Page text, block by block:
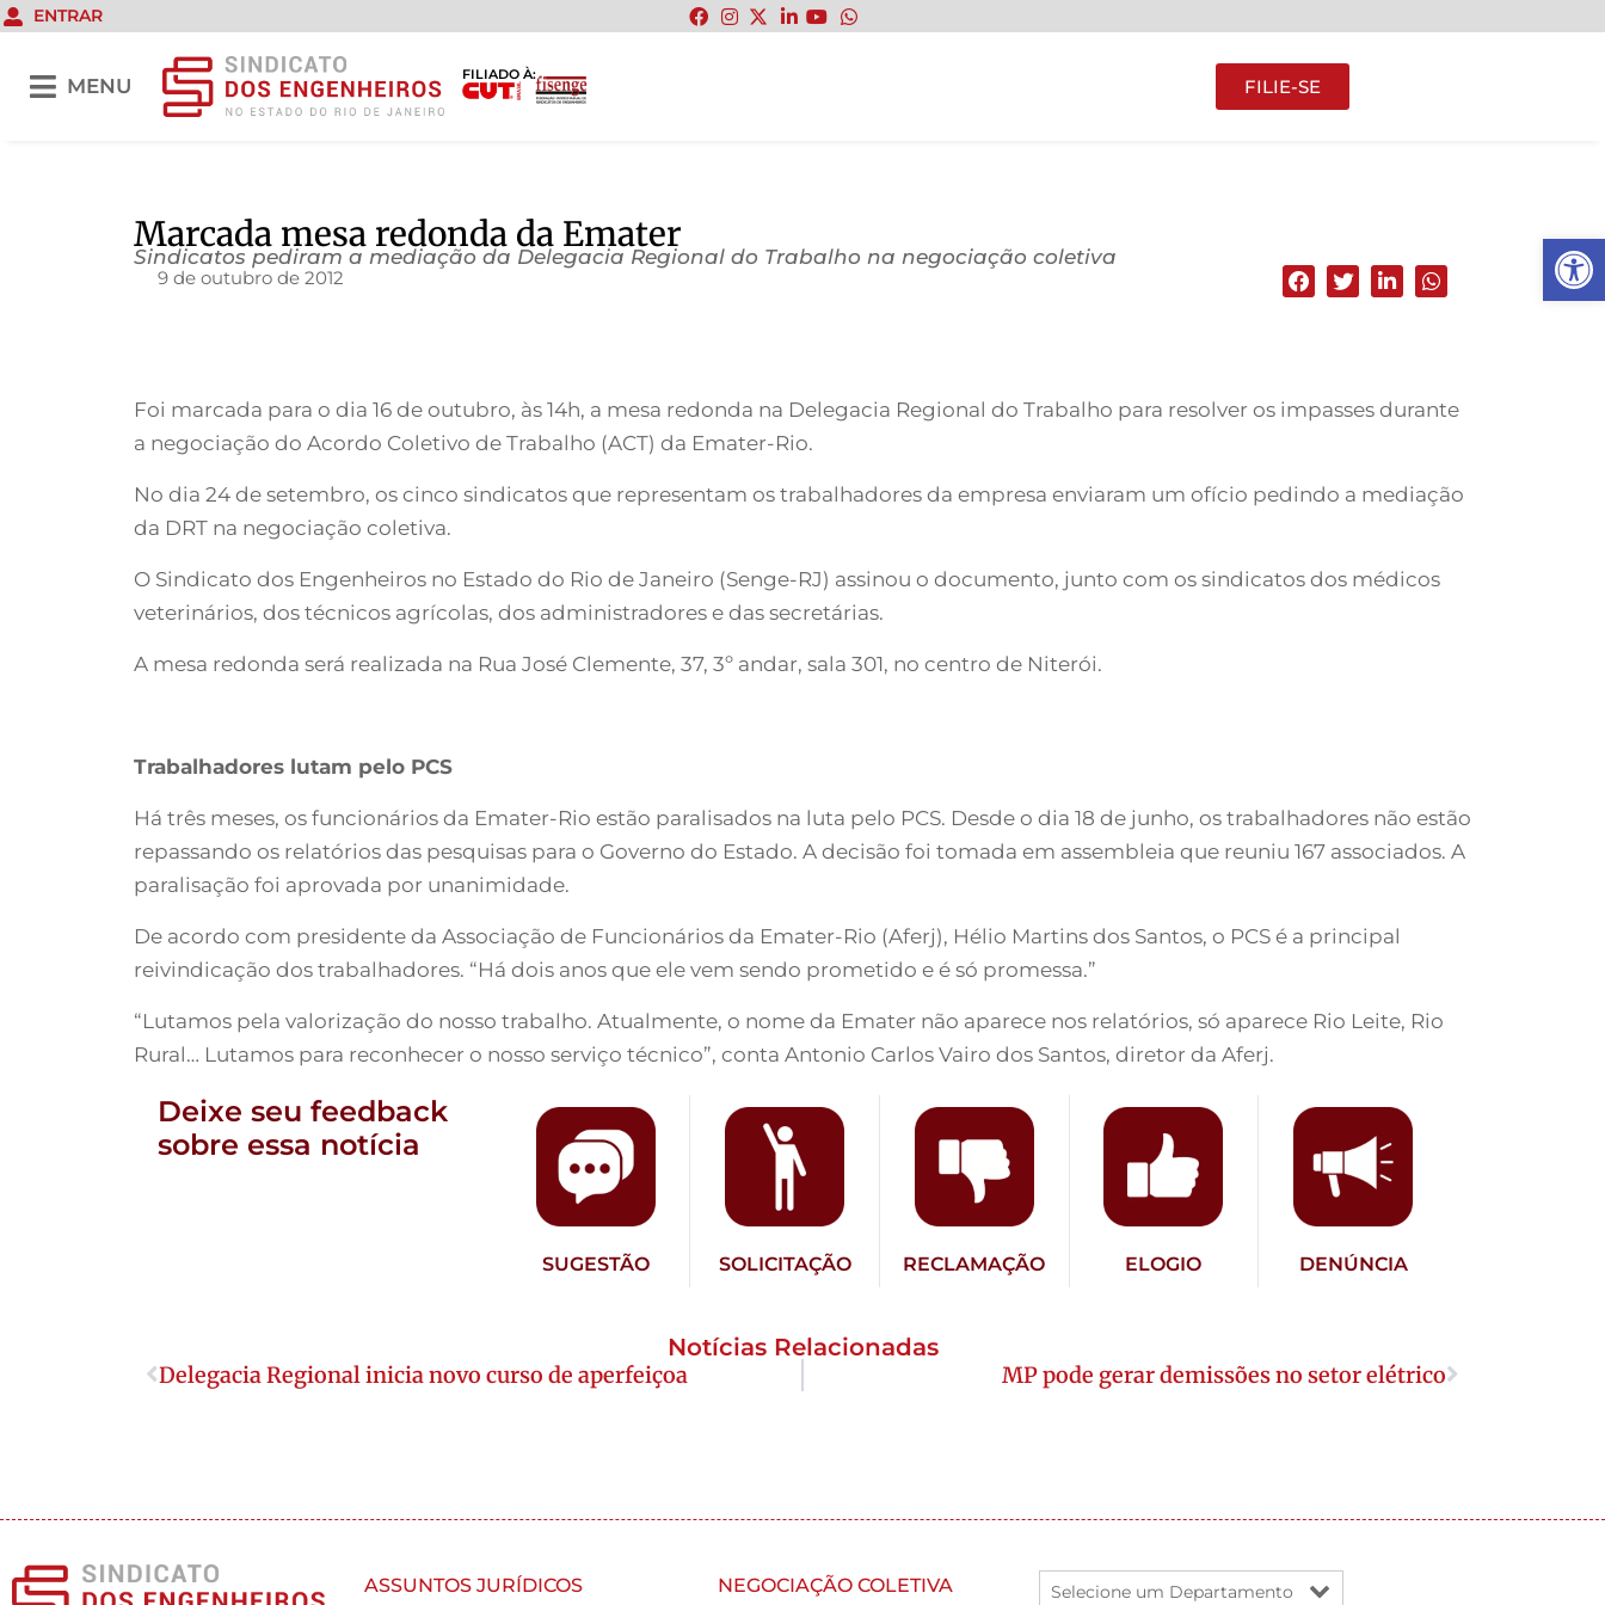
Abrir
ENTRAR
MENU
FILIADO À:
FILIE-SE
Marcada mesa redonda da Emater
Sindicatos pediram a mediação da Delegacia Regional do Trabalho na negociação coletiva
9 de outubro de 2012
Foi marcada para o dia 16 de outubro, às 14h, a mesa redonda na Delegacia Regional do Trabalho para resolver os impasses durante
a negociação do Acordo Coletivo de Trabalho (ACT) da Emater-Rio.
No dia 24 de setembro, os cinco sindicatos que representam os trabalhadores da empresa enviaram um ofício pedindo a mediação
da DRT na negociação coletiva.
O Sindicato dos Engenheiros no Estado do Rio de Janeiro (Senge-RJ) assinou o documento, junto com os sindicatos dos médicos
veterinários, dos técnicos agrícolas, dos administradores e das secretárias.
A mesa redonda será realizada na Rua José Clemente, 37, 3º andar, sala 301, no centro de Niterói.
Trabalhadores lutam pelo PCS
Há três meses, os funcionários da Emater-Rio estão paralisados na luta pelo PCS. Desde o dia 18 de junho, os trabalhadores não estão
repassando os relatórios das pesquisas para o Governo do Estado. A decisão foi tomada em assembleia que reuniu 167 associados. A
paralisação foi aprovada por unanimidade.
De acordo com presidente da Associação de Funcionários da Emater-Rio (Aferj), Hélio Martins dos Santos, o PCS é a principal
reivindicação dos trabalhadores. “Há dois anos que ele vem sendo prometido e é só promessa.”
“Lutamos pela valorização do nosso trabalho. Atualmente, o nome da Emater não aparece nos relatórios, só aparece Rio Leite, Rio
Rural… Lutamos para reconhecer o nosso serviço técnico”, conta Antonio Carlos Vairo dos Santos, diretor da Aferj.
Deixe seu feedback
sobre essa notícia
SUGESTÃO SOLICITAÇÃO RECLAMAÇÃO ELOGIO DENÚNCIA
Notícias Relacionadas
Delegacia Regional inicia novo curso de aperfeiçoa MP pode gerar demissões no setor elétrico
ASSUNTOS JURÍDICOS
NEGOCIAÇÃO COLETIVA